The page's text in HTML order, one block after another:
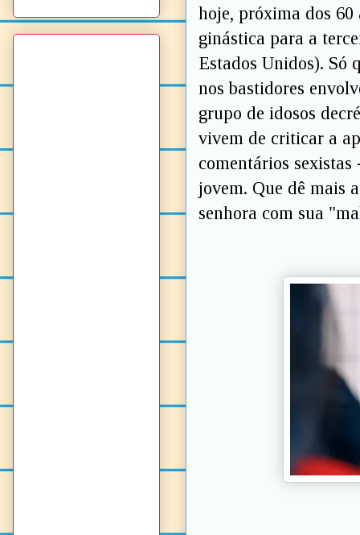
hoje, próxima dos
ginástica para a
Estados Unidos). Só
nos bastidores
grupo de idosos
vivem de criticar a
comentários
jovem. Que dê mais
senhora com sua